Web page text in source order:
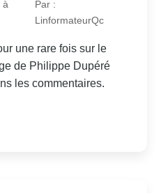
à
Par :
LinformateurQc
une rare fois sur le
de Philippe Dupéré
les commentaires.